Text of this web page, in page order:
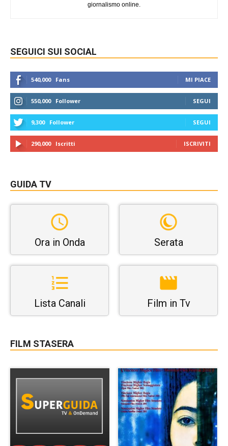
giornalismo online.
SEGUICI SUI SOCIAL
540,000 Fans MI PIACE
550,000 Follower SEGUI
9,300 Follower SEGUI
290,000 Iscritti ISCRIVITI
GUIDA TV
Ora in Onda Serata
Lista Canali Film in Tv
FILM STASERA